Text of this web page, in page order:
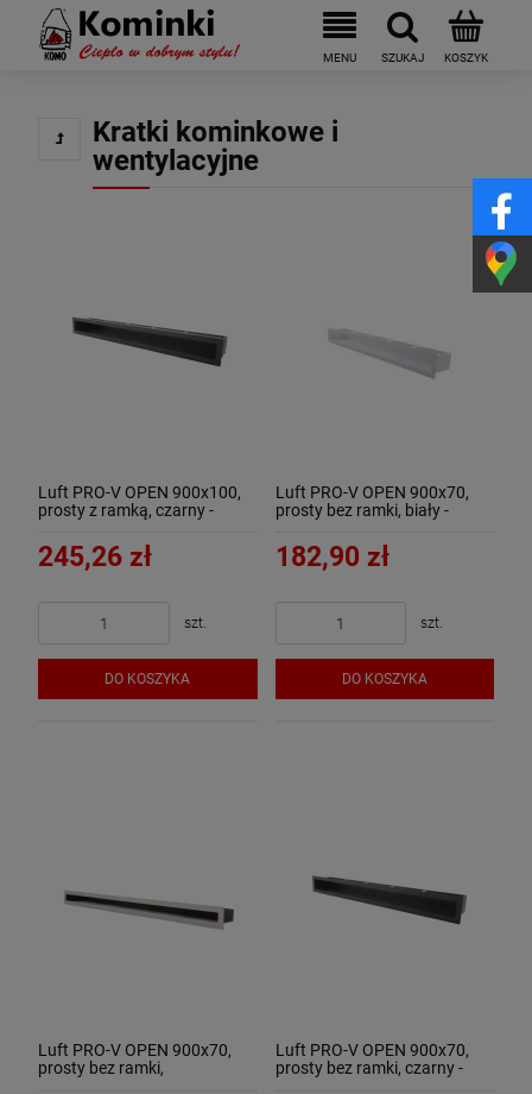
Kratki kominkowe i
wentylacyjne
Luft PRO-V OPEN 900x100,
prosty z ramką, czarny -
245,26 zł
szt.
DO KOSZYKA
Luft PRO-V OPEN 900x70,
prosty bez ramki, biały -
182,90 zł
szt.
DO KOSZYKA
Luft PRO-V OPEN 900x70,
prosty bez ramki,
Luft PRO-V OPEN 900x70,
prosty bez ramki, czarny -